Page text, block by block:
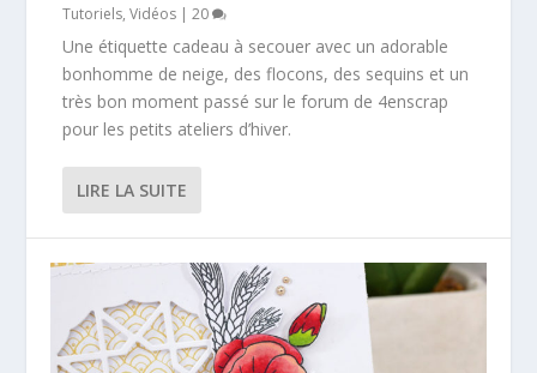
Tutoriels,Vidéos |20
Une étiquette cadeau à secouer avec un adorable
bonhomme de neige, des flocons, des sequins et un
très bon moment passé sur le forum de 4enscrap
pour les petits ateliers d’hiver.
LIRE LA SUITE